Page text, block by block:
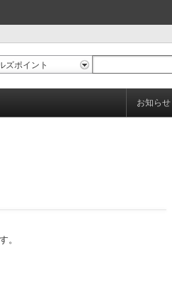
お知らせ
。